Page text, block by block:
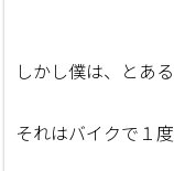
しかし僕は、とあ
それはバイクで１